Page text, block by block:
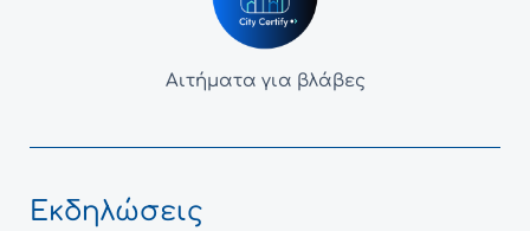
Αιτήματα για βλάβες
Εκδηλώσεις